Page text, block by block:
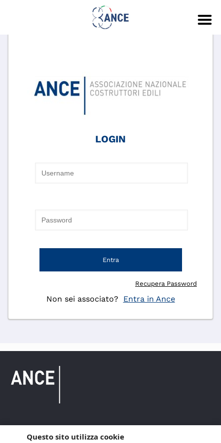
LOGIN
Entra
Recupera Password
Non sei associato? Entra in Ance
Copyright © 2021 ANCE. Tutti i diritti riservati.
Questo sito utilizza cookie